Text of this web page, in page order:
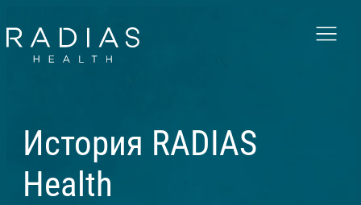
Menu
История RADIAS
Health